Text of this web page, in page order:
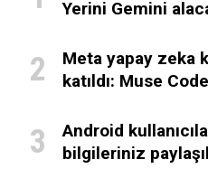
Yerini Gemini
Meta yapay zeka
katıldı: Muse
Android
bilgileriniz